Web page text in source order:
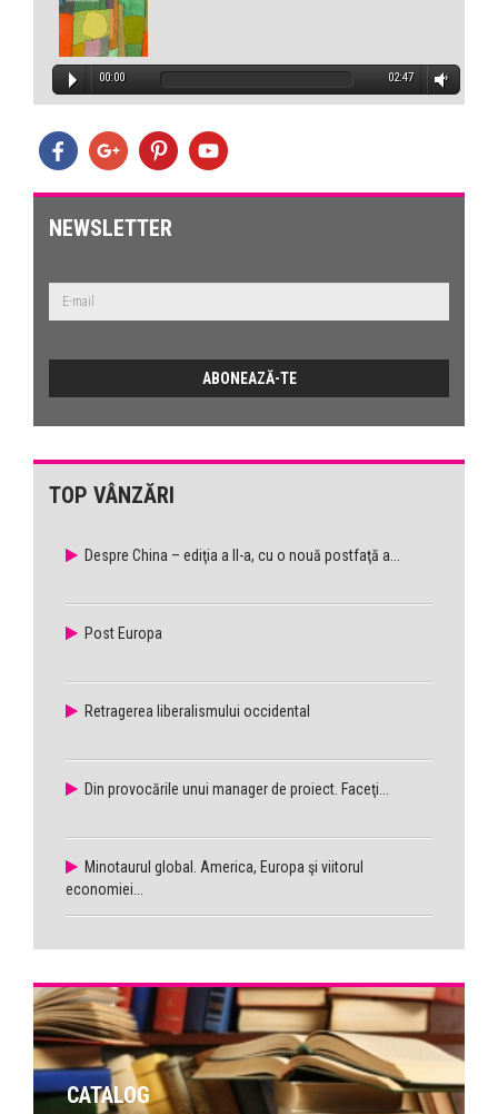
00:00 02:47
NEWSLETTER
TOP VÂNZĂRI
Despre China – ediţia a II-a, cu o nouă postfaţă a...
Post Europa
Retragerea liberalismului occidental
Din provocările unui manager de proiect. Faceţi...
Minotaurul global. America, Europa şi viitorul
economiei...
CATALOG